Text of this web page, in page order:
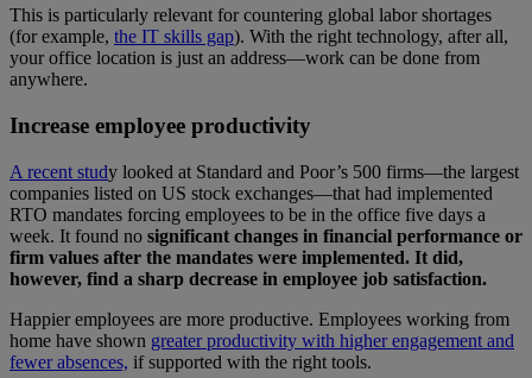
This is particularly relevant for countering global labor shortages
(for example, the IT skills gap). With the right technology, after all,
your office location is just an address—work can be done from
anywhere.
Increase employee productivity
A recent study looked at Standard and Poor’s 500 firms—the largest
companies listed on US stock exchanges—that had implemented
RTO mandates forcing employees to be in the office five days a
week. It found no significant changes in financial performance or
firm values after the mandates were implemented. It did,
however, find a sharp decrease in employee job satisfaction.
Happier employees are more productive. Employees working from
home have shown greater productivity with higher engagement and
fewer absences, if supported with the right tools.